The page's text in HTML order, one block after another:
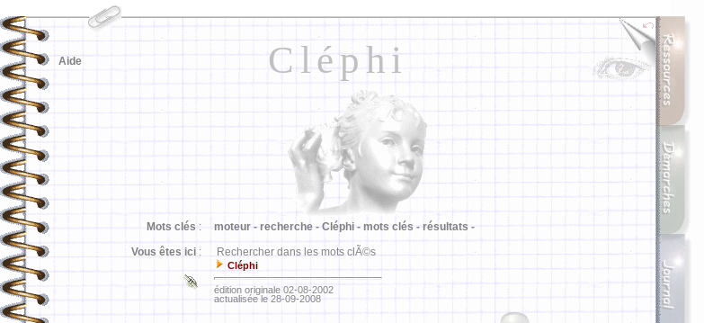
Cléphi
Aide
Mots clés : moteur - recherche - Cléphi - mots clés - résultats -
Vous êtes ici : Rechercher dans les mots clÃ©s
Cléphi
édition originale 02-08-2002
actualisée le 28-09-2008